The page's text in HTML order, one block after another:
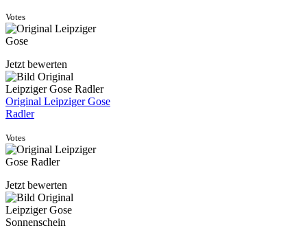
Votes
Jetzt bewerten
Original Leipziger Gose
Radler
Votes
Jetzt bewerten